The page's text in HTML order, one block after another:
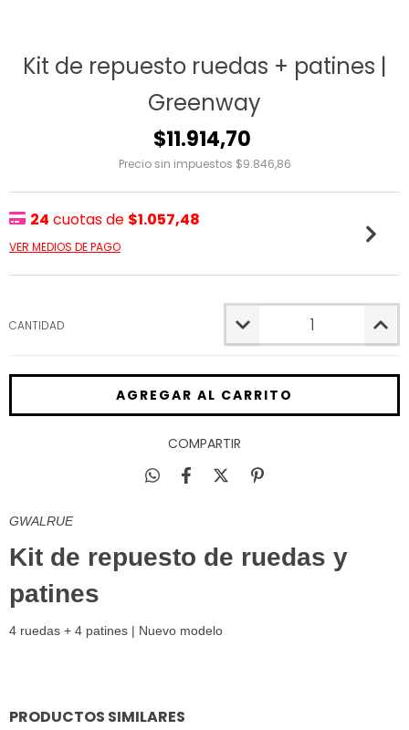
Kit de repuesto ruedas + patines |
Greenway
$11.914,70
Precio sin impuestos $9.846,86
24 cuotas de $1.057,48
VER MEDIOS DE PAGO
CANTIDAD
COMPARTIR
GWALRUE
Kit de repuesto de ruedas y
patines
4 ruedas + 4 patines | Nuevo modelo
PRODUCTOS SIMILARES